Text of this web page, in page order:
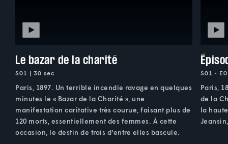
Le bazar de la charité
S01 | 30 sec
Paris, 1897. Un terrible incendie ravage en quelques
minutes le « Bazar de la Charité », une
manifestation caritative très courue, faisant plus de
120 morts, essentiellement des femmes. À cette
occasion, le destin de trois d'entre elles bascule.
S01 •
Paris,
de la
la